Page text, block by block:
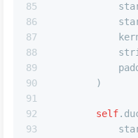
85
86
87
88
89
90
91
92
93
        )
self